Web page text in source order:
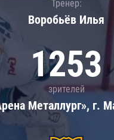
Тренер:
Воробьёв Илья
1253
зрителей
Металлург», г.